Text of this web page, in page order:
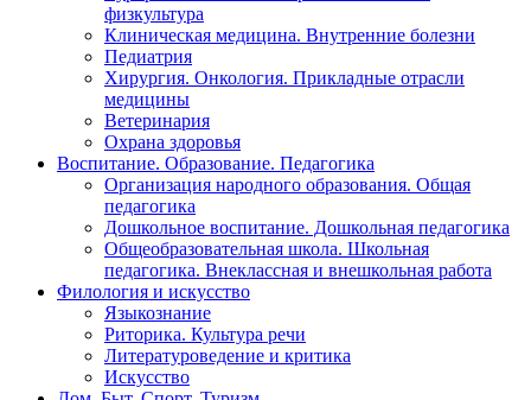
физкультура
Клиническая медицина. Внутренние болезни
Педиатрия
Хирургия. Онкология. Прикладные отрасли
медицины
Ветеринария
Охрана здоровья
Воспитание. Образование. Педагогика
Организация народного образования. Общая
педагогика
Дошкольное воспитание. Дошкольная педагогика
Общеобразовательная школа. Школьная
педагогика. Внеклассная и внешкольная работа
Филология и искусство
Языкознание
Риторика. Культура речи
Литературоведение и критика
Искусство